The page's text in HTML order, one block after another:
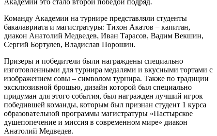
Академии это стало второй победой подряд.
Команду Академии на турнире представляли студенты
бакалавриата и магистратуры: Тихон Акатов – капитан,
диакон Анатолий Медведев, Иван Тарасов, Вадим Векшин,
Сергий Бортулев, Владислав Порошин.
Призеры и победители были награждены специально
изготовленными для турнира медалями и вкусными тортами с
изображением совы – символом турнира. Также по традиции
эксклюзивной брошью, дизайн которой был специально
придуман для этого события, был награжден лучший игрок
победившей команды, которым был признан студент 1 курса
образовательной программы магистратуры «Пастырское
душепопечение и миссия в современном мире» диакон
Анатолий Медведев.